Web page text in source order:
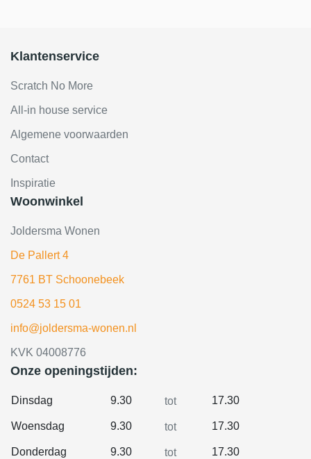
Klantenservice
Scratch No More
All-in house service
Algemene voorwaarden
Contact
Inspiratie
Woonwinkel
Joldersma Wonen
De Pallert 4
7761 BT Schoonebeek
0524 53 15 01
info@joldersma-wonen.nl
KVK 04008776
Onze openingstijden:
Dinsdag 9.30 tot 17.30
Woensdag 9.30 tot 17.30
Donderdag 9.30 tot 17.30